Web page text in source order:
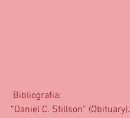
Bibliografia:
“Daniel C. Stillson”